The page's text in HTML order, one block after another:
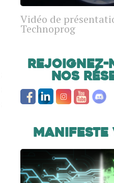
Vidéo de
Technoprog
Rejoignez-
nos
Manifeste